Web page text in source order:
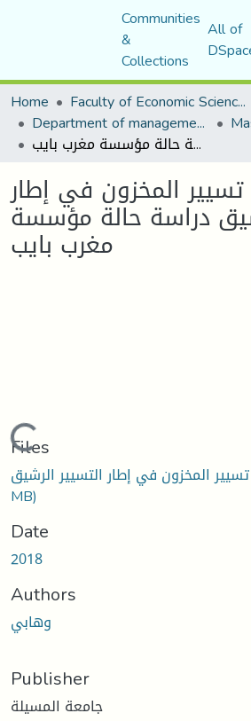
Communities
&
Collections
All of
Home
Faculty of Economic Sciences, Commerce and Management Sciences
Department of management sciences
تحسين تسيير المخزون في إطار التسيير الرشيق دراسة حالة مؤسسة مغرب بايب
المخزون في إطار
دراسة حالة مؤسسة
مغرب بايب
Loading...
Files
MB)
Date
2018
Authors
وهابي
Publisher
جامعة المسيلة